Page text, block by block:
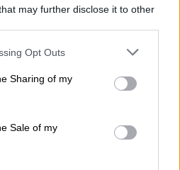
may further disclose it to other
app uses one or more Google
behaviour. You may click to
and its third-party tags to
purposes in below Google
Opt Outs
Sharing of my
Sale of my
אנחנו ביום השישי
שולטים בשמי
נחושים להביא את כל
יחד נילחם –